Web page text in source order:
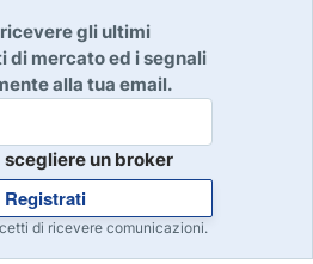
gli ultimi
di mercato ed i segnali
alla tua email.
scegliere un broker
Registrati
di ricevere comunicazioni.